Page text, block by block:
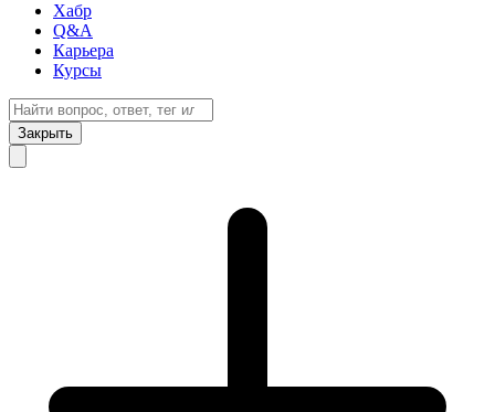
Хабр
Q&A
Карьера
Курсы
Закрыть